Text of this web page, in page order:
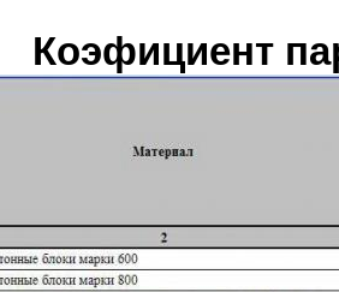
Коэфициент